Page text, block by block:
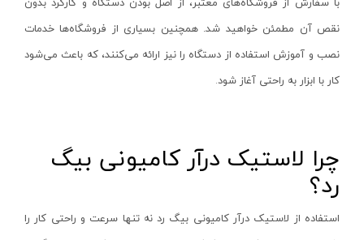
شمشادزن شارژی
دستگاه چسب
اکسپندر
چکش ویبراتور شارژی
حدیده زن شارژی
ماساژور شارژی
لان تاپ - LAUNTOP
بلک مکس - Black Max
سیلور - Silver
ادون - Edon
اینتیمکس - INTIMAX
کلاسیک - Classic
استابیلا - STABILA
زرد - سفید
سفید - مشکی - قرمز
نارنجی - مشکی
نقره‌ای - قرمز
قرمز- مشکی-نقره‌ای
سفید - نقره‌ای
قهوه‌ای - نقره‌ای
نقص آن مطمئن خواهید شد. همچنین بسیاری از فروشگاه‌ها خدمات
نصب و آموزش استفاده از دستگاه را نیز ارائه می‌کنند، که باعث می‌شود
کار با ابزار به راحتی آغاز شود.
چرا لاستیک درآر کامیونی بیگ
رد؟
استفاده از لاستیک درآر کامیونی بیگ رد نه تنها سرعت و راحتی کار را